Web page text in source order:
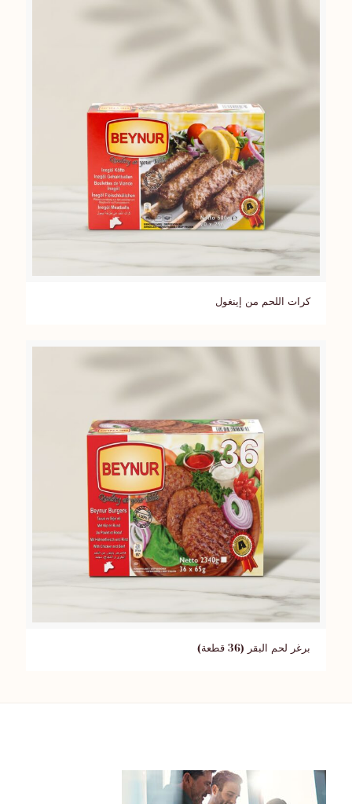
كرات اللحم من إينغول
برغر لحم البقر (36 قطعة)